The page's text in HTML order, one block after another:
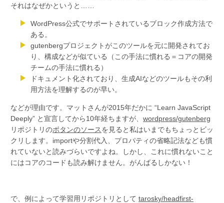
それはなぜかというと……
WordPress公式でサポートされているブロック作成方法で
ある。
gutenbergプロジェクトがこのツールを元に開発されてお
り、構成などが似ている（この手法に慣れる＝コアの開発
チームの手法に慣れる）
ドキュメント化されており、生成AIなどのツールもその利
用方法を理解するのが早い。
などが理由です。マットさんが2015年だかに “Learn JavaScript
Deeply” と宣言してから10年経ちますが、 wordpress/gutenberg
リポジトリのボタンのソースを見ると私はいまでもちょっとビッ
クリします。importや分割代入、プロパティの省略記法なども慣
れていないと読みづらいですよね。しかし、これに慣れないこと
にはコアのコードも読み解けません。がんばるしかない！
で、例によって学習用リポジトリとして tarosky/headfirst-